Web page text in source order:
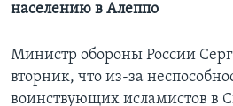
населению в Алеппо
Министр обороны России
вторник, что из-за
воинствующих исламистов в